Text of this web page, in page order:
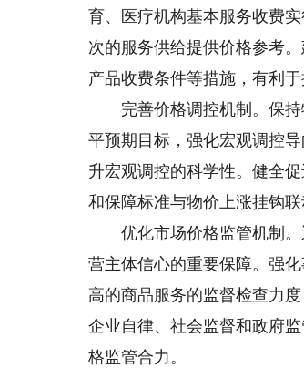
育、医疗机构基本服务收费
次的服务供给提供价格参考
产品收费条件等措施，有利于
完善价格调控机制。保持
平预期目标，强化宏观调控
升宏观调控的科学性。健全
和保障标准与物价上涨挂钩
优化市场价格监管机制。
营主体信心的重要保障。强
高的商品服务的监督检查力
企业自律、社会监督和政府
格监管合力。